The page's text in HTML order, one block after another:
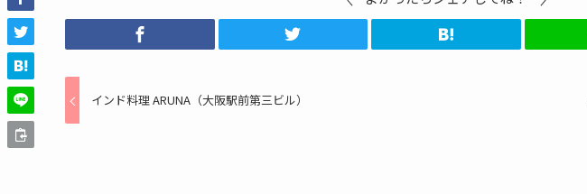
インド料理 ARUNA（大阪駅前第三ビル）